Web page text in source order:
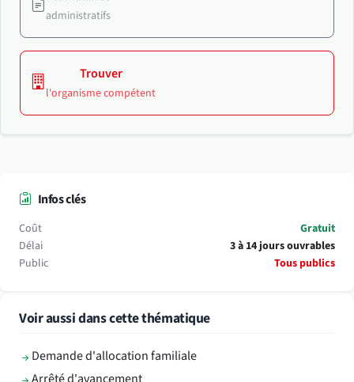
administratifs
Trouver
l'organisme compétent
Infos clés
Coût
Gratuit
Délai
3 à 14 jours ouvrables
Public
Tous publics
Voir aussi dans cette thématique
Demande d'allocation familiale
Arrêté d'avancement